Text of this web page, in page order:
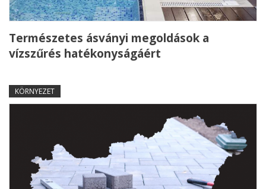
Természetes ásványi megoldások a
vízszűrés hatékonyságáért
KÖRNYEZET